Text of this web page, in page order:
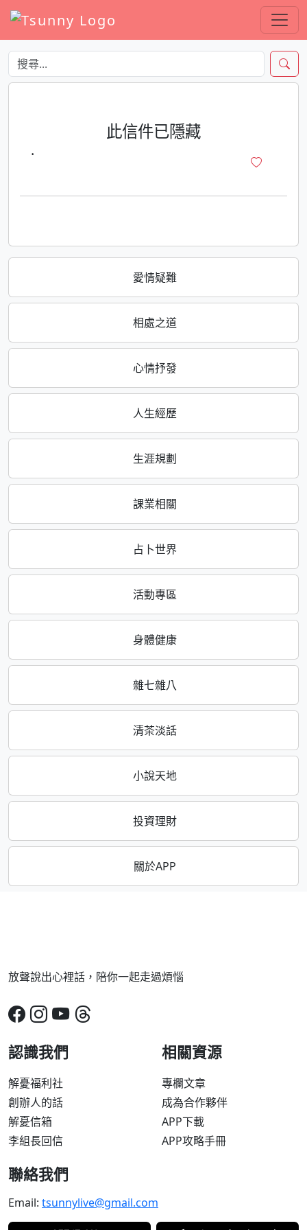
愛情疑難
相處之道
心情抒發
人生經歷
生涯規劃
課業相關
占卜世界
活動專區
身體健康
雜七雜八
清茶淡話
小說天地
投資理財
關於APP
此信件已隱藏
·
放聲說出心裡話，陪你一起走過煩惱
認識我們
解憂福利社
創辦人的話
解憂信箱
李組長回信
相關資源
專欄文章
成為合作夥伴
APP下載
APP攻略手冊
聯絡我們
Email: tsunnylive@gmail.com